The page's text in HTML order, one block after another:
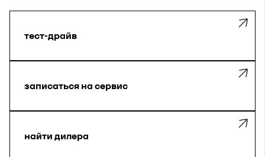
тест-драйв
записаться на сервис
найти дилера